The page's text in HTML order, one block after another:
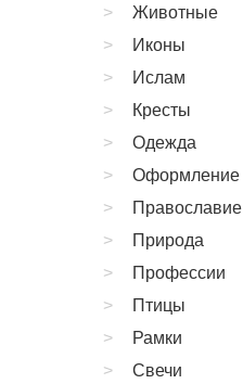
Животные
Иконы
Ислам
Кресты
Одежда
Оформление
Православие
Природа
Профессии
Птицы
Рамки
Свечи